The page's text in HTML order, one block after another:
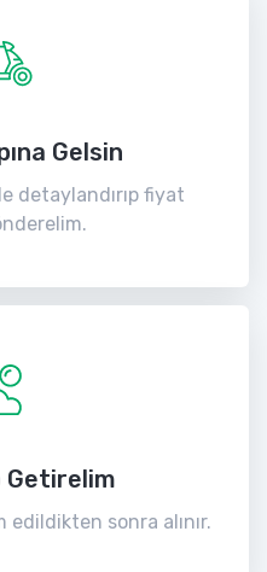
Gelsin
detaylandırıp fiyat
Getirelim
sonra alınır.